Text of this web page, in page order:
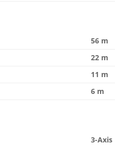
56 m
22 m
11 m
6 m
3-Axis